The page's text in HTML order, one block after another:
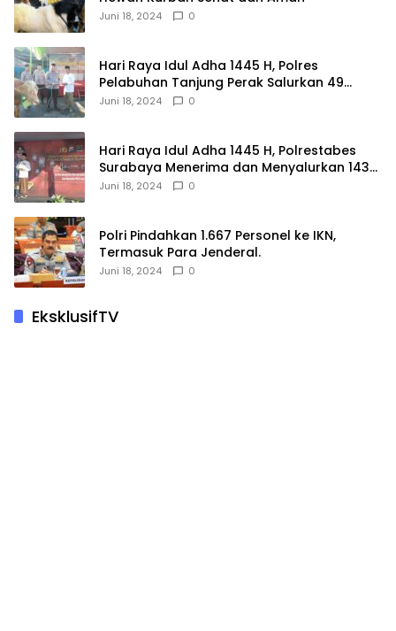
Juni 18, 2024 0
Hari Raya Idul Adha 1445 H, Polres
Pelabuhan Tanjung Perak Salurkan 49
Hewan Korban.
Juni 18, 2024 0
Hari Raya Idul Adha 1445 H, Polrestabes
Surabaya Menerima dan Menyalurkan 143
Hewan Kurban
Juni 18, 2024 0
Polri Pindahkan 1.667 Personel ke IKN,
Termasuk Para Jenderal.
Juni 18, 2024 0
EksklusifTV